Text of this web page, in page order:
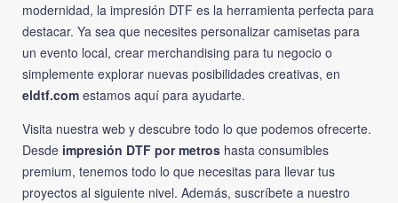
modernidad, la impresión DTF es la herramienta perfecta para
destacar. Ya sea que necesites personalizar camisetas para
un evento local, crear merchandising para tu negocio o
simplemente explorar nuevas posibilidades creativas, en
eldtf.com estamos aquí para ayudarte.
Visita nuestra web y descubre todo lo que podemos ofrecerte.
Desde impresión DTF por metros hasta consumibles
premium, tenemos todo lo que necesitas para llevar tus
proyectos al siguiente nivel. Además, suscríbete a nuestro